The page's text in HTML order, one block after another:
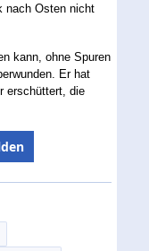
nach Osten nicht
kann, ohne Spuren
Er hat
erschüttert, die